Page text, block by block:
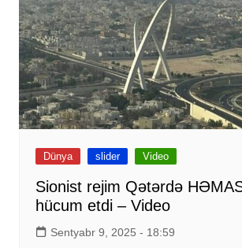
Dünya slider Video
Sionist rejim Qətərdə
hücum etdi – Video
Sentyabr 9, 2025 - 18:59